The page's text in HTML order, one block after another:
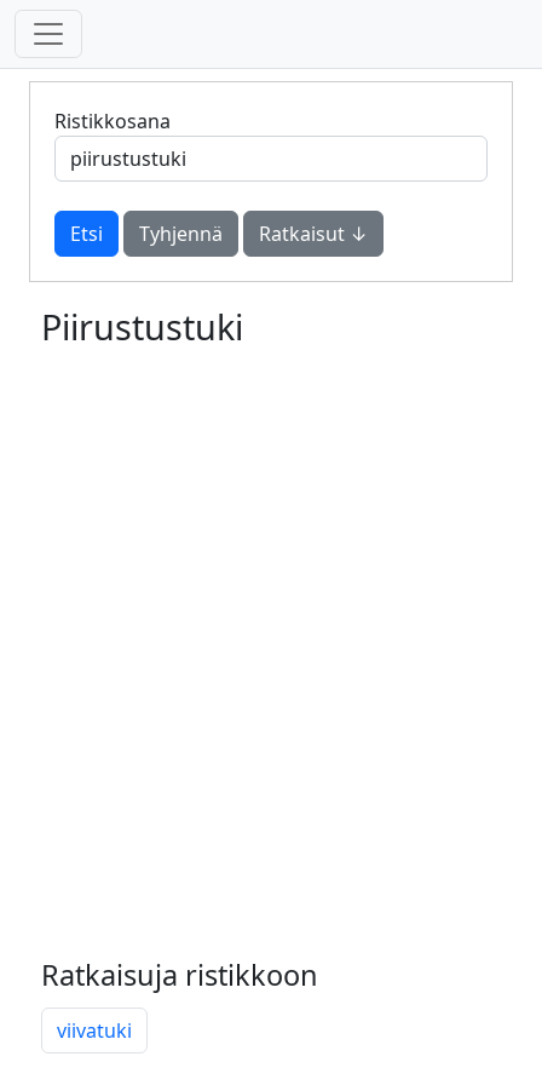
Ristikkosana
Tyhjennä Ratkaisut ↓
Piirustustuki
Ratkaisuja ristikkoon
viivatuki